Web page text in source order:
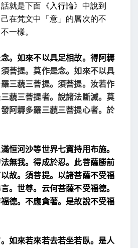
就是下面《入行論》中說到
在梵文中「意」的層次的不
一樣。
。如來不以具足相故。得阿耨
菩提。莫作是念。如來不以具
三藐三菩提。須菩提。汝若作
藐三菩提者。說諸法斷滅。莫
阿耨多羅三藐三菩提心者。於
恒河沙等世界七寶持用布施。
無我。得成於忍。此菩薩勝前
故。須菩提。以諸菩薩不受福
。世尊。云何菩薩不受福德。
德。不應貪著。是故說不受福
如來若來若去若坐若臥。是人